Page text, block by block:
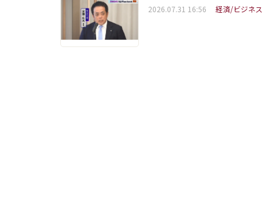
2026.07.31 16:56 経済/ビジネス